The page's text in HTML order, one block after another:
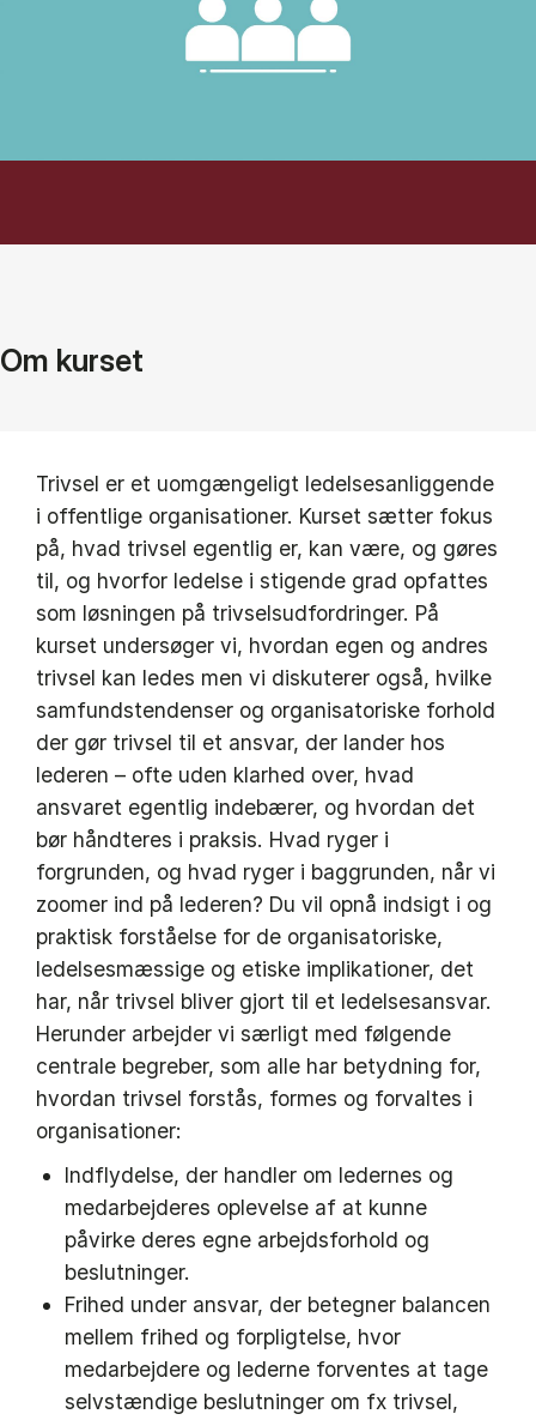
Om kurset
Trivsel er et uomgængeligt ledelsesanliggende
i offentlige organisationer. Kurset sætter fokus
på, hvad trivsel egentlig er, kan være, og gøres
til, og hvorfor ledelse i stigende grad opfattes
som løsningen på trivselsudfordringer. På
kurset undersøger vi, hvordan egen og andres
trivsel kan ledes men vi diskuterer også, hvilke
samfundstendenser og organisatoriske forhold
der gør trivsel til et ansvar, der lander hos
lederen – ofte uden klarhed over, hvad
ansvaret egentlig indebærer, og hvordan det
bør håndteres i praksis. Hvad ryger i
forgrunden, og hvad ryger i baggrunden, når vi
zoomer ind på lederen? Du vil opnå indsigt i og
praktisk forståelse for de organisatoriske,
ledelsesmæssige og etiske implikationer, det
har, når trivsel bliver gjort til et ledelsesansvar.
Herunder arbejder vi særligt med følgende
centrale begreber, som alle har betydning for,
hvordan trivsel forstås, formes og forvaltes i
organisationer:
Indflydelse, der handler om ledernes og
medarbejderes oplevelse af at kunne
påvirke deres egne arbejdsforhold og
beslutninger.
Frihed under ansvar, der betegner balancen
mellem frihed og forpligtelse, hvor
medarbejdere og lederne forventes at tage
selvstændige beslutninger om fx trivsel,